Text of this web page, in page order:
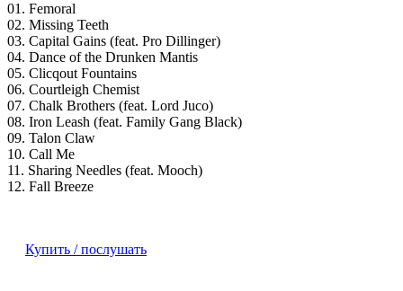
01. Femoral
02. Missing Teeth
03. Capital Gains (feat. Pro Dillinger)
04. Dance of the Drunken Mantis
05. Clicqout Fountains
06. Courtleigh Chemist
07. Chalk Brothers (feat. Lord Juco)
08. Iron Leash (feat. Family Gang Black)
09. Talon Claw
10. Call Me
11. Sharing Needles (feat. Mooch)
12. Fall Breeze
Купить / послушать